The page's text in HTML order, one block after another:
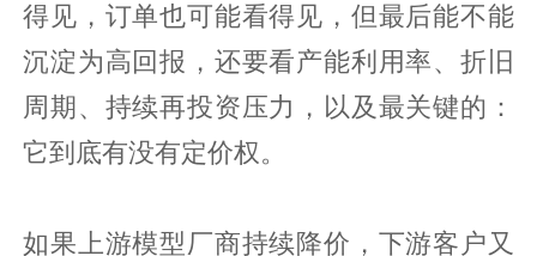
得见，订单也可能看得见，但最后能不能
沉淀为高回报，还要看产能利用率、折旧
周期、持续再投资压力，以及最关键的：
它到底有没有定价权。
如果上游模型厂商持续降价，下游客户又